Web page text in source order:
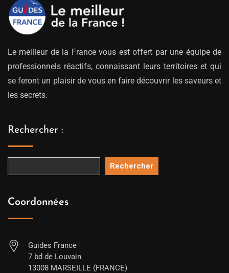
Le meilleur de la France vous est offert par une équipe de
professionnels réactifs, connaissant leurs territoires et qui
se feront un plaisir de vous en faire découvrir les saveurs et
les secrets.
Rechercher :
Rechercher
Coordonnées
Guides France
7 bd de Louvain
13008 MARSEILLE (FRANCE)